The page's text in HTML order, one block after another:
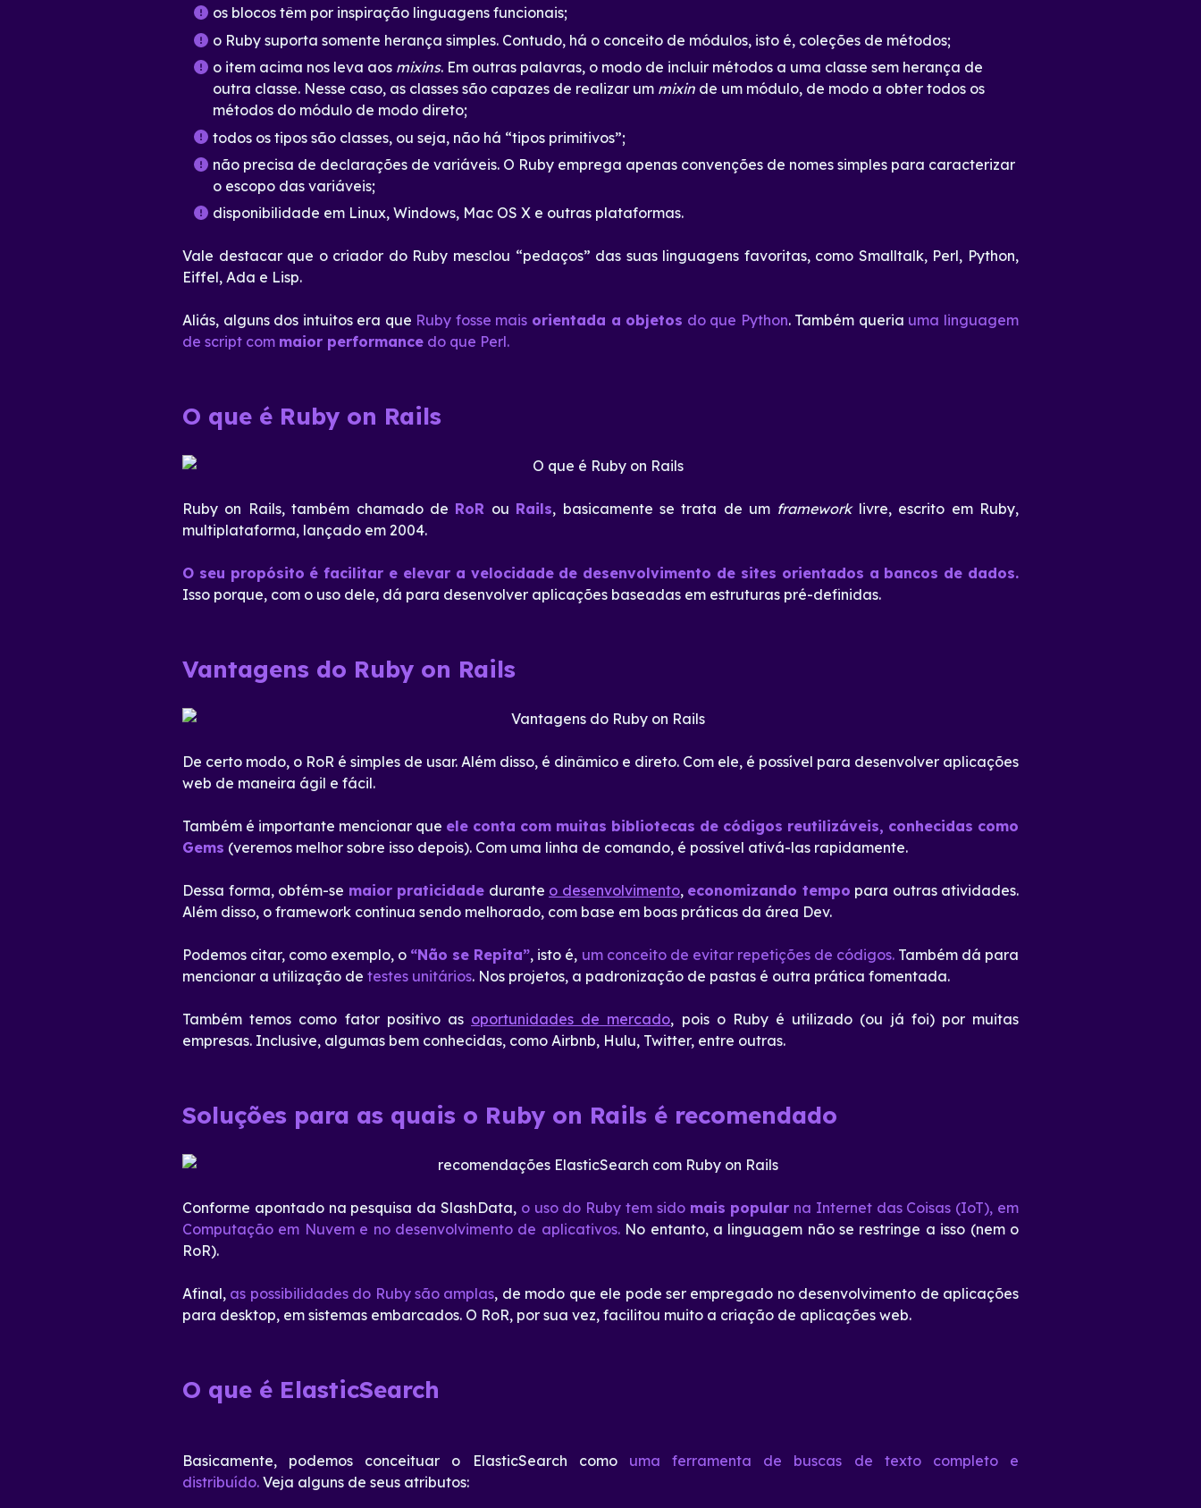
os blocos têm por inspiração linguagens funcionais;
o Ruby suporta somente herança simples. Contudo, há o conceito de módulos, isto é, coleções de métodos;
o item acima nos leva aos mixins. Em outras palavras, o modo de incluir métodos a uma classe sem herança de
outra classe. Nesse caso, as classes são capazes de realizar um mixin de um módulo, de modo a obter todos os
métodos do módulo de modo direto;
todos os tipos são classes, ou seja, não há “tipos primitivos”;
não precisa de declarações de variáveis. O Ruby emprega apenas convenções de nomes simples para caracterizar
o escopo das variáveis;
disponibilidade em Linux, Windows, Mac OS X e outras plataformas.
Vale destacar que o criador do Ruby mesclou “pedaços” das suas linguagens favoritas, como Smalltalk, Perl, Python,
Eiffel, Ada e Lisp.
Aliás, alguns dos intuitos era que Ruby fosse mais orientada a objetos do que Python. Também queria uma linguagem
de script com maior performance do que Perl.
O que é Ruby on Rails
Ruby on Rails, também chamado de RoR ou Rails, basicamente se trata de um frameworklivre, escrito em Ruby,
multiplataforma, lançado em 2004.
O seu propósito é facilitar e elevar a velocidade de desenvolvimento de sites orientados a bancos de dados.
Isso porque, com o uso dele, dá para desenvolver aplicações baseadas em estruturas pré-definidas.
Vantagens do Ruby on Rails
De certo modo, o RoR é simples de usar. Além disso, é dinâmico e direto. Com ele, é possível para desenvolver aplicações
web de maneira ágil e fácil.
Também é importante mencionar que ele conta com muitas bibliotecas de códigos reutilizáveis, conhecidas como
Gems (veremos melhor sobre isso depois). Com uma linha de comando, é possível ativá-las rapidamente.
Dessa forma, obtém-se maior praticidade durante o desenvolvimento, economizando tempo para outras atividades.
Além disso, o framework continua sendo melhorado, com base em boas práticas da área Dev.
Podemos citar, como exemplo, o “Não se Repita”, isto é, um conceito de evitar repetições de códigos.Também dá para
mencionar a utilização de testes unitários. Nos projetos, a padronização de pastas é outra prática fomentada.
Também temos como fator positivo as oportunidades de mercado, pois o Ruby é utilizado (ou já foi) por muitas
empresas. Inclusive, algumas bem conhecidas, como Airbnb, Hulu, Twitter, entre outras.
Soluções para as quais o Ruby on Rails é recomendado
Conforme apontado na pesquisa da SlashData, o uso do Ruby tem sido mais popular na Internet das Coisas (IoT), em
Computação em Nuvem e no desenvolvimento de aplicativos.No entanto, a linguagem não se restringe a isso (nem o
RoR).
Afinal, as possibilidades do Ruby são amplas, de modo que ele pode ser empregado no desenvolvimento de aplicações
para desktop, em sistemas embarcados. O RoR, por sua vez, facilitou muito a criação de aplicações web.
O que é ElasticSearch
Basicamente, podemos conceituar o ElasticSearch como uma ferramenta de buscas de texto completo e
distribuído. Veja alguns de seus atributos: